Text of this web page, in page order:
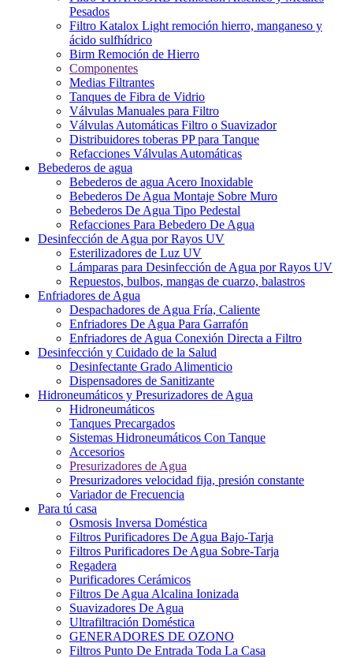
Pesados
Filtro Katalox Light remoción hierro, manganeso y
ácido sulfhídrico
Birm Remoción de Hierro
Componentes
Medias Filtrantes
Tanques de Fibra de Vidrio
Válvulas Manuales para Filtro
Válvulas Automáticas Filtro o Suavizador
Distribuidores toberas PP para Tanque
Refacciones Válvulas Automáticas
Bebederos de agua
Bebederos de agua Acero Inoxidable
Bebederos De Agua Montaje Sobre Muro
Bebederos De Agua Tipo Pedestal
Refacciones Para Bebedero De Agua
Desinfección de Agua por Rayos UV
Esterilizadores de Luz UV
Lámparas para Desinfección de Agua por Rayos UV
Repuestos, bulbos, mangas de cuarzo, balastros
Enfriadores de Agua
Despachadores de Agua Fría, Caliente
Enfriadores De Agua Para Garrafón
Enfriadores de Agua Conexión Directa a Filtro
Desinfección y Cuidado de la Salud
Desinfectante Grado Alimenticio
Dispensadores de Sanitizante
Hidroneumáticos y Presurizadores de Agua
Hidroneumáticos
Tanques Precargados
Sistemas Hidroneumáticos Con Tanque
Accesorios
Presurizadores de Agua
Presurizadores velocidad fija, presión constante
Variador de Frecuencia
Para tú casa
Osmosis Inversa Doméstica
Filtros Purificadores De Agua Bajo-Tarja
Filtros Purificadores De Agua Sobre-Tarja
Regadera
Purificadores Cerámicos
Filtros De Agua Alcalina Ionizada
Suavizadores De Agua
Ultrafiltración Doméstica
GENERADORES DE OZONO
Filtros Punto De Entrada Toda La Casa